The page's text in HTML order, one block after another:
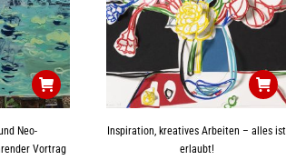
Neo-
Vortrag
Inspiration, kreatives Arbeiten – alles ist
erlaubt!